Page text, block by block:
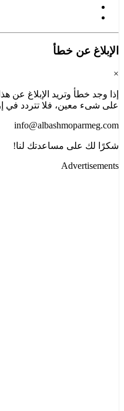
الإبلاغ عن خطأ
×
إذا وجد خطأ وتريد الإبلاغ عن
على شىء معين، فلا تتردد في
info@albashmoparmeg.com
شكرًا لك على مساعدتك لنا!
Advertisements